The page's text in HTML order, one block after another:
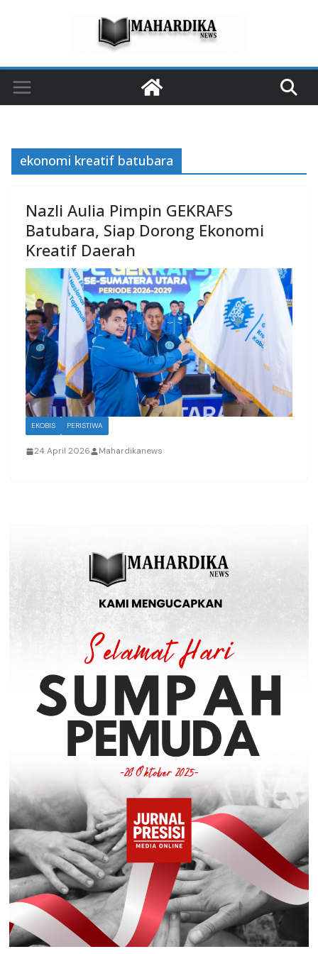
ekonomi kreatif batubara
Nazli Aulia Pimpin GEKRAFS
Batubara, Siap Dorong Ekonomi
Kreatif Daerah
EKOBIS PERISTIWA
24 April 2026 Mahardikanews